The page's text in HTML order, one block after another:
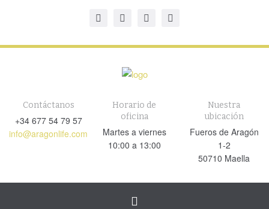
Contáctanos
+34 677 54 79 57
info@aragonlife.com
Horario de
oficina
Martes a viernes
10:00 a 13:00
Nuestra
ubicación
Fueros de Aragón
1-2
50710 Maella
Cambiar